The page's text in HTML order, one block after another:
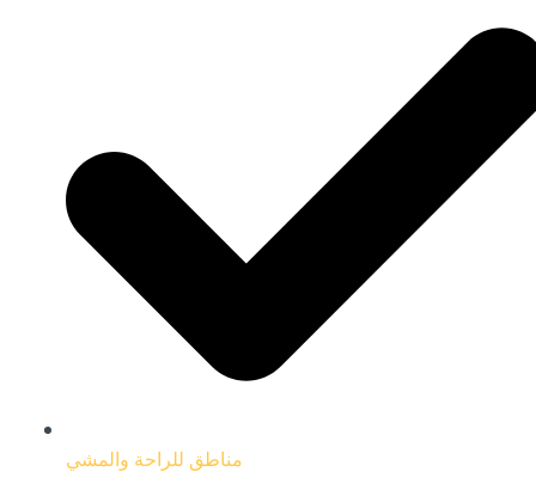
مناطق للراحة والمشي